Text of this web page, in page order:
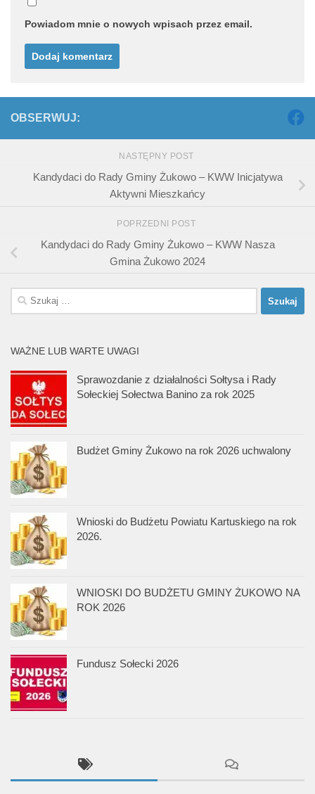
Powiadom mnie o nowych wpisach przez email.
OBSERWUJ:
NASTĘPNY POST
Kandydaci do Rady Gminy Żukowo – KWW Inicjatywa
Aktywni Mieszkańcy
POPRZEDNI POST
Kandydaci do Rady Gminy Żukowo – KWW Nasza
Gmina Żukowo 2024
Szukaj:
WAŻNE LUB WARTE UWAGI
Sprawozdanie z działalności Sołtysa i Rady
Sołeckiej Sołectwa Banino za rok 2025
Budżet Gminy Żukowo na rok 2026 uchwalony
Wnioski do Budżetu Powiatu Kartuskiego na rok
2026.
WNIOSKI DO BUDŻETU GMINY ŻUKOWO NA
ROK 2026
Fundusz Sołecki 2026